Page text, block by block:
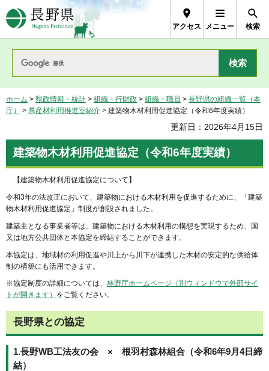
長野県Nagano Prefecture
アクセス メニュー 検索
ホーム > 県政情報・統計 > 組織・行財政 > 組織・職員 > 長野県の組織一覧（本
庁）
> 県産材利用推進室紹介 > 建築物木材利用促進協定（令和6年度実績）
更新日：2026年4月15日
建築物木材利用促進協定（令和6年度実績）
【建築物木材利用促進協定について】
令和3年の法改正において、建築物における⽊材利⽤を促進するために、「建築
物⽊材利⽤促進協定」制度が創設されました。
建築主となる事業者等は、建築物における⽊材利⽤の構想を実現するため、国
⼜は地⽅公共団体と本協定を締結することができます。
本協定は、地域材の利⽤促進や川上から川下が連携した⽊材の安定的な供給体
制の構築にも活⽤できます。
※協定制度の詳細については、 林野庁ホームページ（別ウィンドウで外部サイ
トが開きます） をご覧ください。
長野県との協定
1.長野WB工法友の会 × 根羽村森林組合（令和6年9月4日締
結）